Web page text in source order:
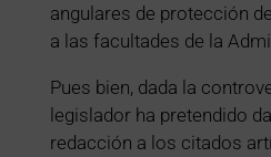
angulares de protección
a las facultades de la
Pues bien, dada la
legislador ha pretendido
redacción a los citados